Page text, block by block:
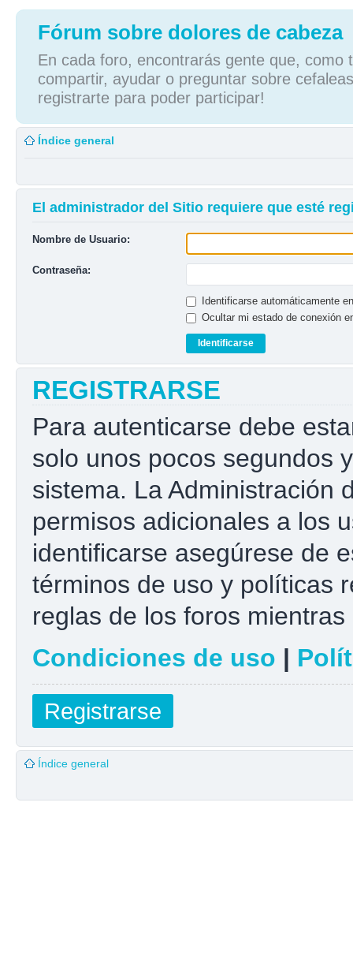
Fórum sobre dolores de cabeza
En cada foro, encontrarás gente que, como
compartir, ayudar o preguntar sobre
registrarte para poder participar!
Índice general
El administrador del Sitio requiere que esté
Nombre de Usuario:
Contraseña:
Identificarse automáticamente
Ocultar mi estado de conexión
REGISTRARSE
Para autenticarse debe
solo unos pocos segundos
sistema. La Administración
permisos adicionales a los
identificarse asegúrese de
términos de uso y políticas
reglas de los foros
Condiciones de uso |
Registrarse
Índice general